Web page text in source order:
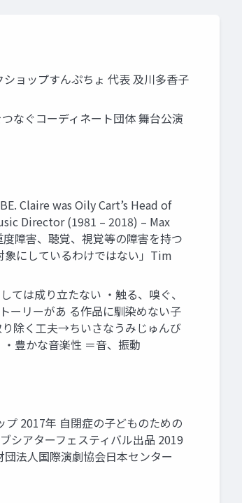
ョップすんぷちょ 代表 及川多香子
なぐコーディネート団体 舞台公演
Claire was Oily Cart’s Head of
Director (1981 – 2018) – Max
障害、聴覚、視覚等の障害を持つ
にしているわけではない」Tim
は成り立たない ・触る、嗅ぐ、
ーリーがあ る作品に馴染めない子
除く工夫→ちいさなうみじゅんび
豊かな音楽性 ＝音、振動
2017年 自閉症の子どものための
シアターフェスティバル出品 2019
法人国際演劇協会日本センター